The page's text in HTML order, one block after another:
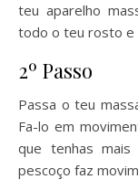
teu aparelho
todo o teu rosto e
2º Passo
Passa o teu
Fa-lo em
que tenhas
pescoço faz